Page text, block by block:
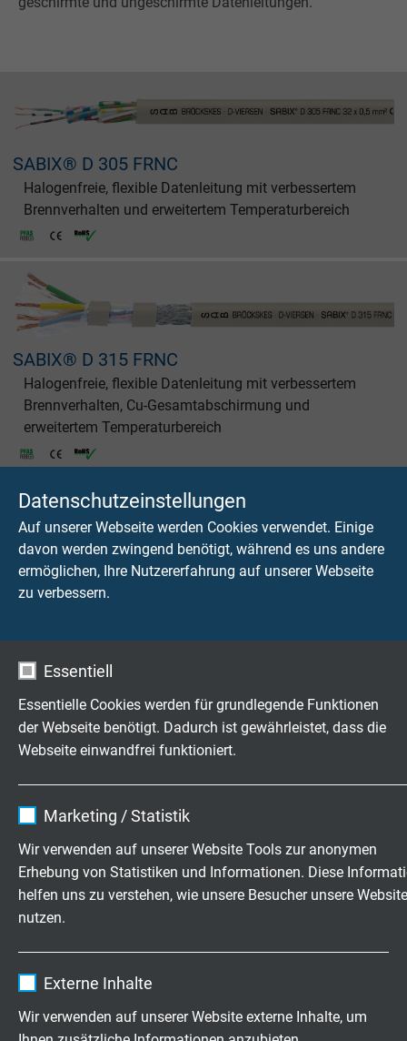
Datenschutzeinstellungen
Auf unserer Webseite werden Cookies verwendet. Einige
davon werden zwingend benötigt, während es uns andere
ermöglichen, Ihre Nutzererfahrung auf unserer Webseite
zu verbessern.
Essentiell
Essentielle Cookies werden für grundlegende Funktionen
der Webseite benötigt. Dadurch ist gewährleistet, dass die
Webseite einwandfrei funktioniert.
Laufzeit 1 Jahr
Marketing / Statistik
Wir verwenden auf unserer Website Tools zur anonymen
Erhebung von Statistiken und Informationen. Diese
helfen uns zu verstehen, wie unsere Besucher unsere Website
nutzen.
Externe Inhalte
Wir verwenden auf unserer Website externe Inhalte, um
SABIX® D 305 FRNC
Halogenfreie, flexible Datenleitung mit verbessertem
Brennverhalten und erweitertem Temperaturbereich
SABIX® D 315 FRNC
Halogenfreie, flexible Datenleitung mit verbessertem
Brennverhalten, Cu-Gesamtabschirmung und
erweitertem Temperaturbereich
SABIX® D 320 FRNC C1
Flexible Datenleitung mit verbessertem Brennverhalten
erweitertem Temperaturbereich
Paarverseilte Datenleitung mit verbessertem
Brennverhalten, Cu-Gesamtabschirmung und
erweitertem Temperaturbereich